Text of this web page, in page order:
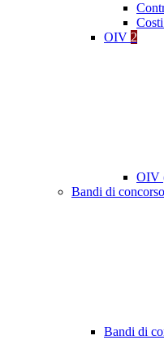
OIV 2
OIV
Bandi di concorso
Bandi di